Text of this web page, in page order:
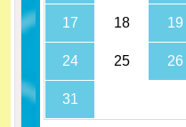
17 18 19
24 25 26
31